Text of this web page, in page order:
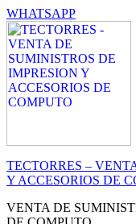
WHATSAPP
TECTORRES –
Y ACCESORIOS DE
VENTA DE